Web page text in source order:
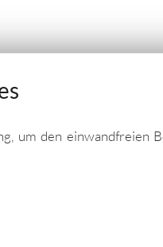
Maße,
sich vor Ihrer
Daten
um den einwandfreien